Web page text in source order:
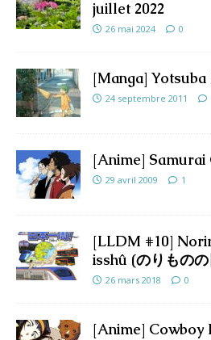
juillet 2022
26 mai 2024 0
[Manga] Yotsuba
24 septembre 2011
[Anime] Samurai
29 avril 2009 1
[LLDM #10]
isshû (のりもの
26 mars 2018 0
[Anime] Cowboy